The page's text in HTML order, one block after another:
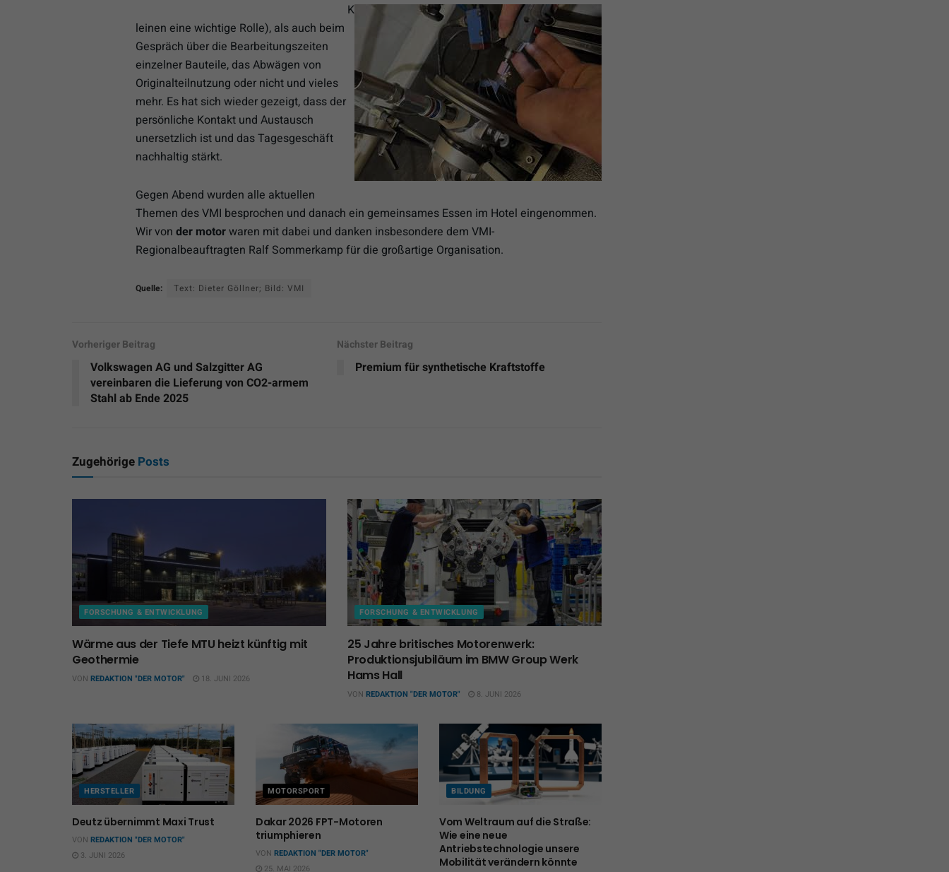
K
leinen eine wichtige Rolle), als auch beim
Gespräch über die Bearbeitungszeiten
einzelner Bauteile, das Abwägen von
Originalteilnutzung oder nicht und vieles
mehr. Es hat sich wieder gezeigt, dass der
persönliche Kontakt und Austausch
unersetzlich ist und das Tagesgeschäft
nachhaltig stärkt.
Gegen Abend wurden alle aktuellen
Themen des VMI besprochen und danach ein gemeinsames Essen im Hotel eingenommen.
Wir von der motorwaren mit dabei und danken insbesondere dem VMI-
Regionalbeauftragten Ralf Sommerkamp für die großartige Organisation.
Quelle: Text: Dieter Göllner; Bild: VMI
Vorheriger Beitrag
Volkswagen AG und Salzgitter AG
vereinbaren die Lieferung von CO2-armem
Stahl ab Ende 2025
Nächster Beitrag
Premium für synthetische Kraftstoffe
Zugehörige Posts
FORSCHUNG & ENTWICKLUNG
Wärme aus der Tiefe MTU heizt künftig mit
Geothermie
VON REDAKTION "DER MOTOR" 18. JUNI 2026
FORSCHUNG & ENTWICKLUNG
25 Jahre britisches Motorenwerk:
Produktionsjubiläum im BMW Group Werk
Hams Hall
VON REDAKTION "DER MOTOR" 8. JUNI 2026
HERSTELLER
Deutz übernimmt Maxi Trust
VON REDAKTION "DER MOTOR"
3. JUNI 2026
MOTORSPORT
Dakar 2026 FPT-Motoren
triumphieren
VON REDAKTION "DER MOTOR"
25. MAI 2026
BILDUNG
Vom Weltraum auf die Straße:
Wie eine neue
Antriebstechnologie unsere
Mobilität verändern könnte